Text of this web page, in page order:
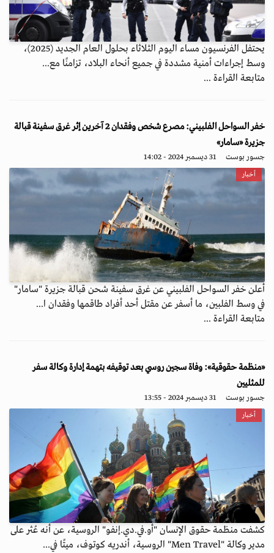
يحتفل الفرنسيون مساء اليوم الثلاثاء بحلول العام الجديد (2025)،
وسط إجراءات أمنية مشددة في جميع أنحاء البلاد، تزامنًا مع...
متابعة القراءة ...
خفر السواحل الفلبيني: مصرع شخص وفقدان 2 آخرين إثر غرق سفينة قبالة
جزيرة «سامار»
جسور بوست 31 ديسمبر 2024 - 14:02
أخبار
أعلن خفر السواحل الفلبيني عن غرق سفينة شحن قبالة جزيرة "سامار"
في وسط الفلبين، ما أسفر عن مقتل أحد أفراد طاقمها وفقدان ا...
متابعة القراءة ...
«منظمة حقوقية»: وفاة سجين روسي بعد توقيفه بتهمة إدارة وكالة سفر
للمثليين
جسور بوست 31 ديسمبر 2024 - 13:55
أخبار
كشفت منظمة حقوق الإنسان "أو.في.دي.إنفو" الروسية، عن أنه عُثر على
مدير وكالة "Men Travel" الروسية، أندريه كوتوف، ميتًا في...